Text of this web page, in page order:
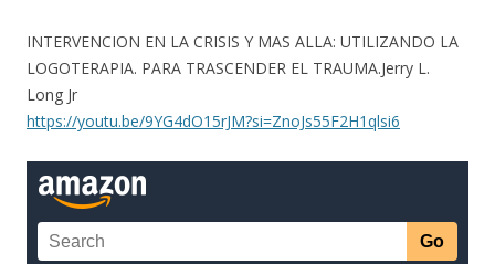
INTERVENCION EN LA CRISIS Y MAS ALLA: UTILIZANDO LA
LOGOTERAPIA. PARA TRASCENDER EL TRAUMA.Jerry L.
Long Jr
https://youtu.be/9YG4dO15rJM?si=ZnoJs55F2H1qlsi6